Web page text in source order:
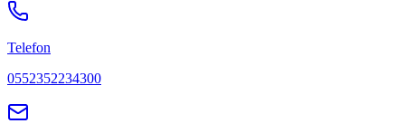
Telefon
0552352234300